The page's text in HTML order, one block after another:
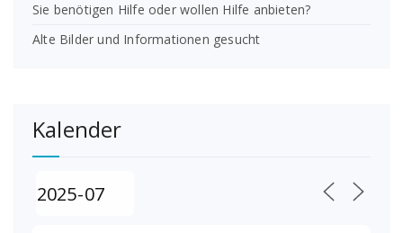
Sie benötigen Hilfe oder wollen Hilfe anbieten?
Alte Bilder und Informationen gesucht
Kalender